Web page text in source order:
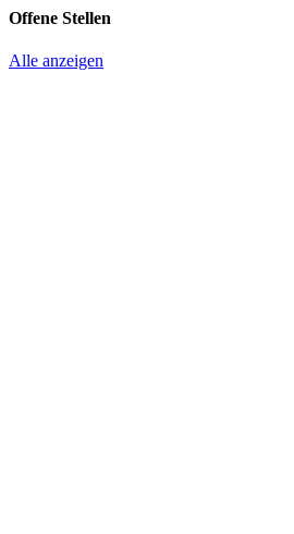
Offene Stellen
Alle anzeigen